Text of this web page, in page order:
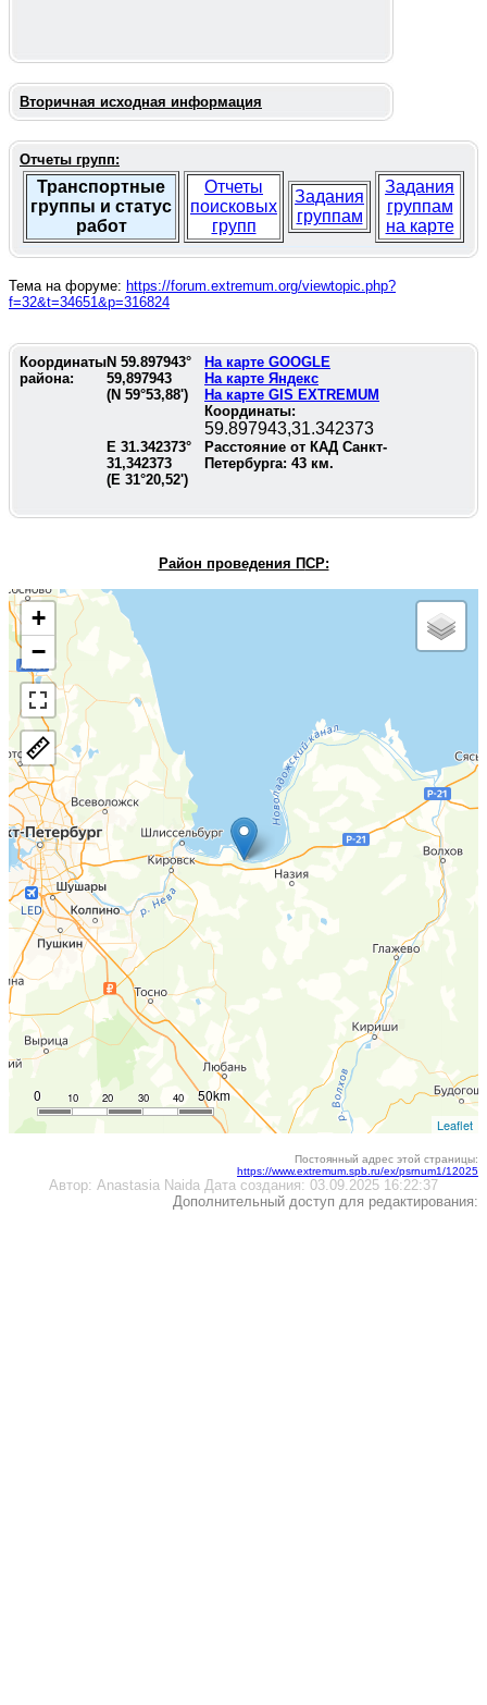
Вторичная исходная информация
Отчеты групп:
Транспортные
группы и статус
работ
Отчеты
поисковых
групп
Задания
группам
Задания
группам
на карте
Тема на форуме: https://forum.extremum.org/viewtopic.php?
f=32&t=34651&p=316824
Координаты
района:
N 59.897943°
59,897943
(N 59°53,88')
На карте GOOGLE
На карте Яндекс
На карте GIS EXTREMUM
Координаты:
59.897943,31.342373
E 31.342373°
31,342373
(E 31°20,52')
Расстояние от КАД Санкт-
Петербурга: 43 км.
Район проведения ПСР:
+
−
10
0 20 30 40 50km
Leaflet
Постоянный адрес этой страницы:
https://www.extremum.spb.ru/ex/psrnum1/12025
Автор: Anastasia Naida Дата создания: 03.09.2025 16:22:37
Дополнительный доступ для редактирования: